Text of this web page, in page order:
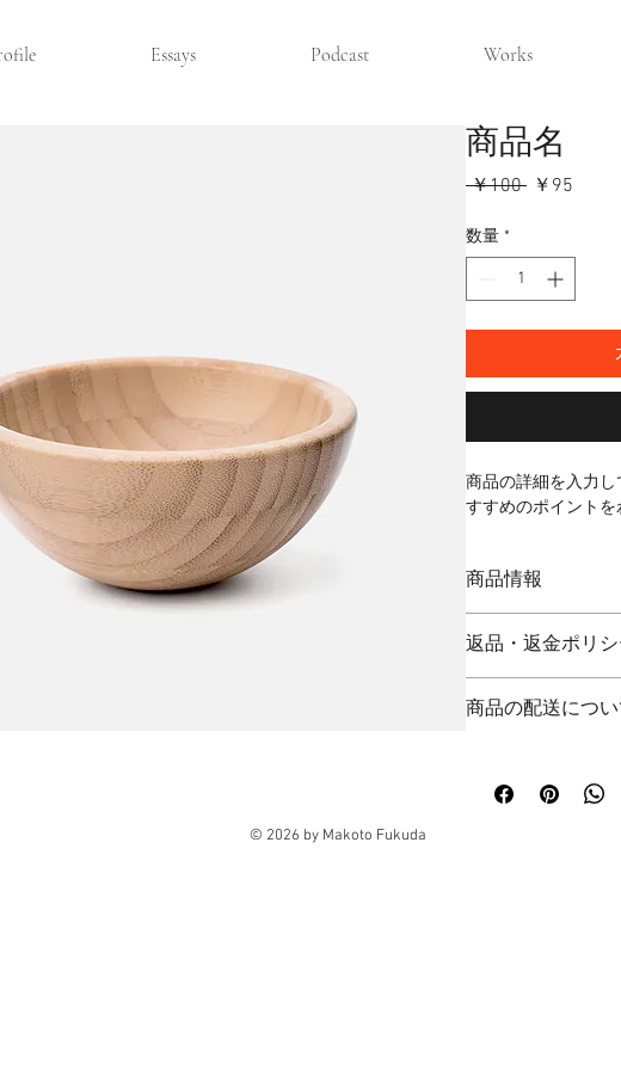
Essays Podcast Works
商品名
￥100 通
格
￥95
価
数量 *
商品の詳細を入力
すすめのポイントを
商品情報
に加え、商品の特徴
しょう。
返品・返金ポリ
けなかった場合の返
商品の配送につい
る情報を入力して
で、お客様の信頼
© 2026 by Makoto Fukuda